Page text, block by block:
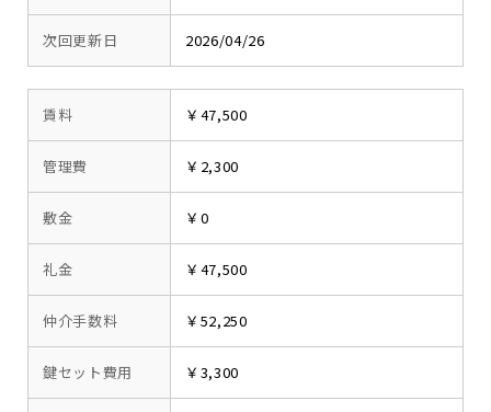
次回更新日 2026/04/26
賃料 ￥47,500
管理費 ￥2,300
敷金 ￥0
礼金 ￥47,500
仲介手数料 ￥52,250
鍵セット費用 ￥3,300